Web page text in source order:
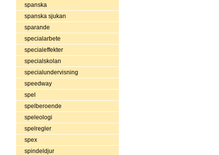
spanska
spanska sjukan
sparande
specialarbete
specialeffekter
specialskolan
specialundervisning
speedway
spel
spelberoende
speleologi
spelregler
spex
spindeldjur